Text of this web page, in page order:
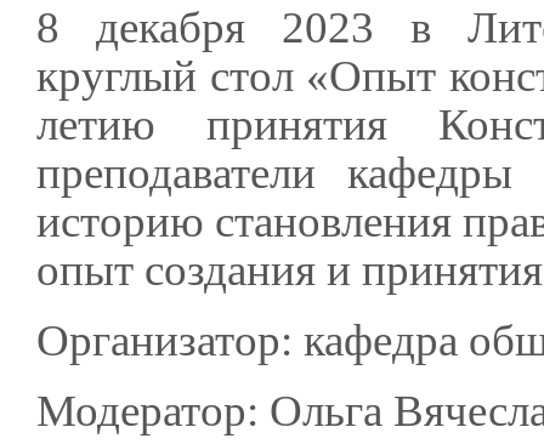
8 декабря 2023 в
круглый стол «Опыт
летию принятия
преподаватели
историю становления
опыт создания и
Организатор: кафедра
Модератор: Ольга